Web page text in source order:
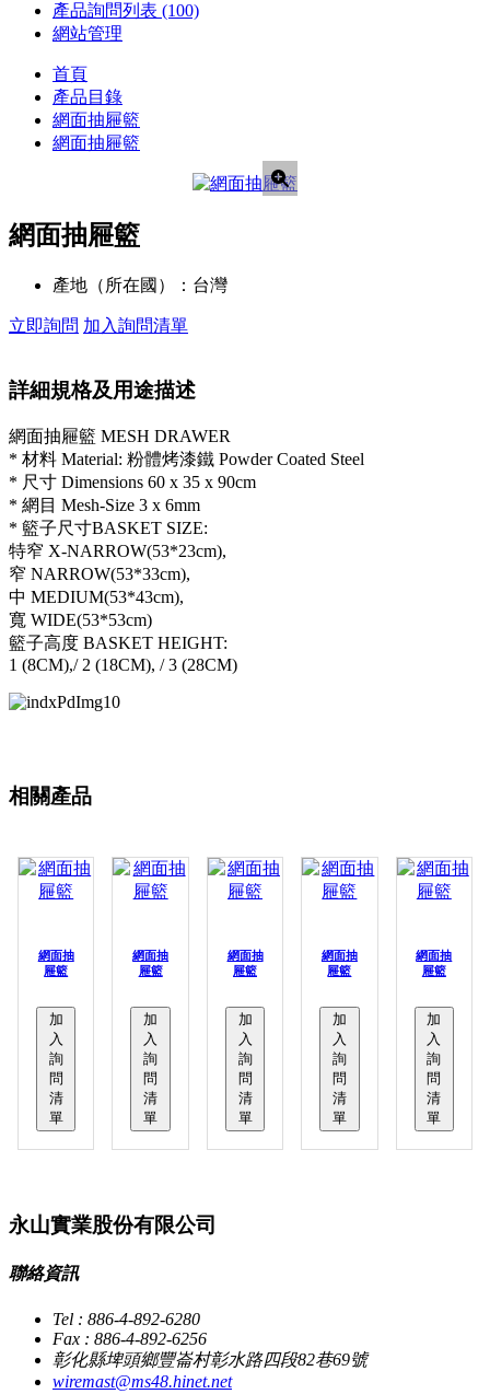
產品詢問列表 (100)
網站管理
首頁
產品目錄
網面抽屜籃
網面抽屜籃
網面抽屜籃
產地（所在國）： 台灣
立即詢問 加入詢問清單
詳細規格及用途描述
網面抽屜籃 MESH DRAWER
* 材料 Material: 粉體烤漆鐵 Powder Coated Steel
* 尺寸 Dimensions 60 x 35 x 90cm
* 網目 Mesh-Size 3 x 6mm
* 籃子尺寸BASKET SIZE:
特窄 X-NARROW(53*23cm),
窄 NARROW(53*33cm),
中 MEDIUM(53*43cm),
寬 WIDE(53*53cm)
籃子高度 BASKET HEIGHT:
1 (8CM),/ 2 (18CM), / 3 (28CM)
相關產品
網面抽
屜籃
加
入
詢
問
清
單
網面抽
屜籃
加
入
詢
問
清
單
網面抽
屜籃
加
入
詢
問
清
單
網面抽
屜籃
加
入
詢
問
清
單
網面抽
屜籃
加
入
詢
問
清
單
永山實業股份有限公司
聯絡資訊
Tel : 886-4-892-6280
Fax : 886-4-892-6256
彰化縣埤頭鄉豐崙村彰水路四段82巷69號
wiremast@ms48.hinet.net